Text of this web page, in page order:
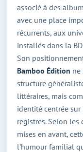
associé à des
avec une place
récurrents, aux
installés dans la
Son
Bamboo Édition ne
structure
littéraires, mais
identité centrée
registres. Selon
mises en avant,
l'humour familial